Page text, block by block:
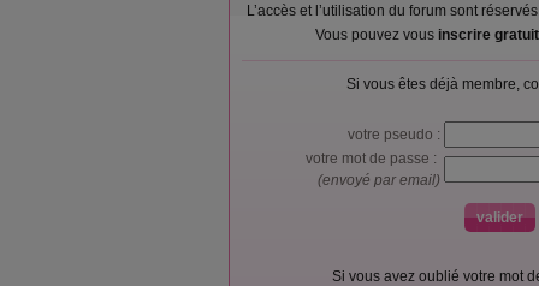
L’accès et l’utilisation du forum sont
Vous pouvez vous inscrire
Si vous êtes déjà membre,
votre pseudo :
votre mot de passe :
(envoyé par email)
Si vous avez oublié votre mot